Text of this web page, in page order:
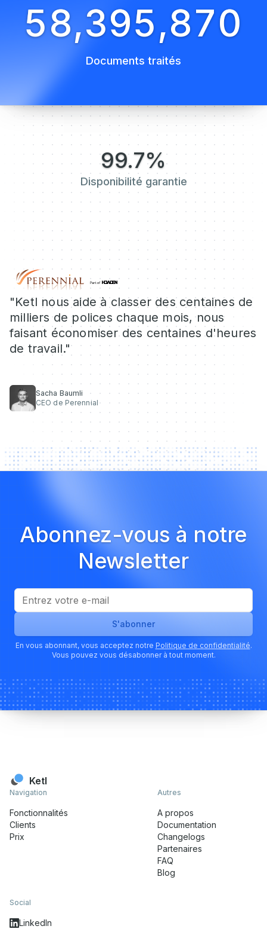
58,395,872
Documents traités
99.7%
Disponibilité garantie
"Ketl nous aide à classer des centaines de
milliers de polices chaque mois, nous
faisant économiser des centaines d'heures
de travail."
Sacha Baumli
CEO de Perennial
Abonnez-vous à notre
Newsletter
S'abonner
En vous abonnant, vous acceptez notre Politique de confidentialité.
Vous pouvez vous désabonner à tout moment.
Ketl
Navigation
Fonctionnalités
Clients
Prix
Autres
A propos
Documentation
Changelogs
Partenaires
FAQ
Blog
Social
LinkedIn